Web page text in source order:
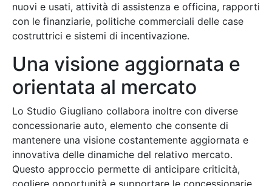
nuovi e usati, attività di assistenza e officina, rapporti
con le finanziarie, politiche commerciali delle case
costruttrici e sistemi di incentivazione.
Una visione aggiornata e
orientata al mercato
Lo Studio Giugliano collabora inoltre con diverse
concessionarie auto, elemento che consente di
mantenere una visione costantemente aggiornata e
innovativa delle dinamiche del relativo mercato.
Questo approccio permette di anticipare criticità,
cogliere opportunità e supportare le concessionarie